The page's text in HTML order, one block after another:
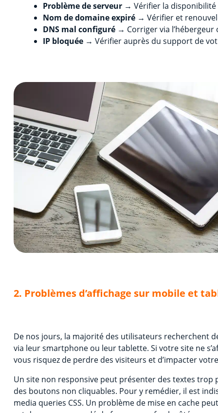
Problème de serveur → Vérifier la disponibilité
Nom de domaine expiré → Vérifier et
DNS mal configuré → Corriger via l’hébergeur
IP bloquée → Vérifier auprès du support de
2. Problèmes d’affichage sur mobile et
De nos jours, la majorité des utilisateurs recherchent
via leur smartphone ou leur tablette. Si votre site ne
vous risquez de perdre des visiteurs et d’impacter
Un site non responsive peut présenter des textes
des boutons non cliquables. Pour y remédier, il est
media queries CSS. Un problème de mise en cache